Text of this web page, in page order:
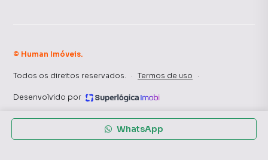
WhatsApp
© Human Imóveis.
Todos os direitos reservados. · Termos de uso ·
Desenvolvido por